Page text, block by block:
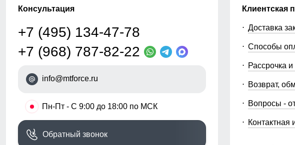
Консультация
+7 (495) 134-47-78
+7 (968) 787-82-22
info@mtforce.ru
• Пн-Пт - С 9:00 до 18:00 по МСК
Обратный звонок
Клиентская
Доставка
Способы
Рассрочка и
Возврат,
Вопросы -